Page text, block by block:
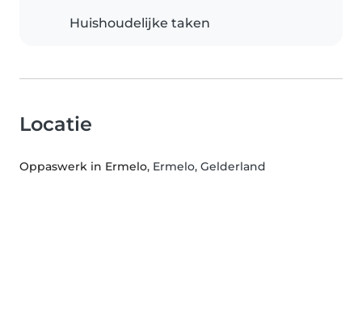
Huishoudelijke taken
Locatie
Oppaswerk in Ermelo, Ermelo, Gelderland